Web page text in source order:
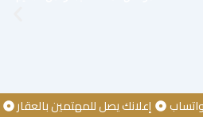
إعلانك يصل للمهتمين بالعقار كن